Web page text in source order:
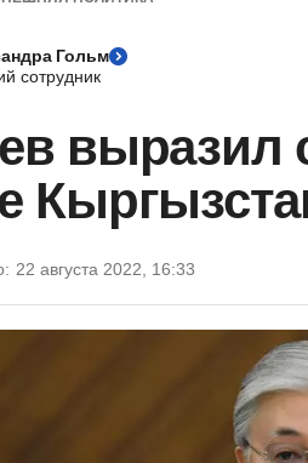
Гольм
сотрудник
выразил
22 августа 2022, 16:33